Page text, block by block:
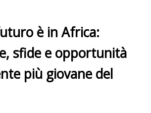
è in Africa:
sfide e opportunità
più giovane del